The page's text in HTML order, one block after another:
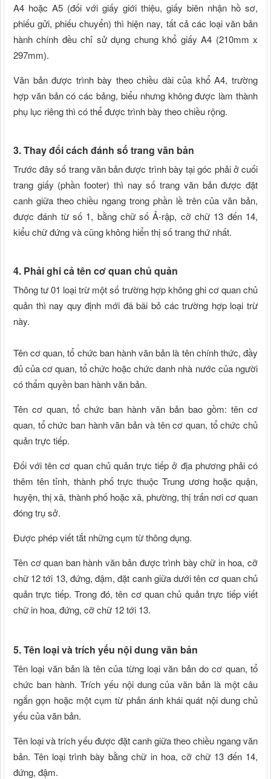
A4 hoặc A5 (đối với giấy giới thiệu, giấy biên nhận hồ sơ,
phiếu gửi, phiếu chuyển) thì hiện nay, tất cả các loại văn bản
hành chính đều chỉ sử dụng chung khổ giấy A4 (210mm x
297mm).
Văn bản được trình bày theo chiều dài của khổ A4, trường
hợp văn bản có các bảng, biểu nhưng không được làm thành
phụ lục riêng thì có thể được trình bày theo chiều rộng.
3. Thay đổi cách đánh số trang văn bản
Trước đây số trang văn bản được trình bày tại góc phải ở cuối
trang giấy (phần footer) thì nay số trang văn bản được đặt
canh giữa theo chiều ngang trong phần lề trên của văn bản,
được đánh từ số 1, bằng chữ số Ả-rập, cỡ chữ 13 đến 14,
kiểu chữ đứng và cũng không hiển thị số trang thứ nhất.
4. Phải ghi cả tên cơ quan chủ quản
Thông tư 01 loại trừ một số trường hợp không ghi cơ quan chủ
quản thì nay quy định mới đã bãi bỏ các trường hợp loại trừ
này.
Tên cơ quan, tổ chức ban hành văn bản là tên chính thức, đầy
đủ của cơ quan, tổ chức hoặc chức danh nhà nước của người
có thẩm quyền ban hành văn bản.
Tên cơ quan, tổ chức ban hành văn bản bao gồm: tên cơ
quan, tổ chức ban hành văn bản và tên cơ quan, tổ chức chủ
quản trực tiếp.
Đối với tên cơ quan chủ quản trực tiếp ở địa phương phải có
thêm tên tỉnh, thành phố trực thuộc Trung ương hoặc quận,
huyện, thị xã, thành phố hoặc xã, phường, thị trấn nơi cơ quan
đóng trụ sở.
Được phép viết tắt những cụm từ thông dụng.
Tên cơ quan ban hành văn bản được trình bày chữ in hoa, cỡ
chữ 12 tới 13, đứng, đậm, đặt canh giữa dưới tên cơ quan chủ
quản trực tiếp. Trong đó, tên cơ quan chủ quản trực tiếp viết
chữ in hoa, đứng, cỡ chữ 12 tới 13.
5. Tên loại và trích yếu nội dung văn bản
Tên loại văn bản là tên của từng loại văn bản do cơ quan, tổ
chức ban hành. Trích yếu nội dung của văn bản là một câu
ngắn gọn hoặc một cụm từ phản ánh khái quát nội dung chủ
yếu của văn bản.
Tên loại và trích yếu được đặt canh giữa theo chiều ngang văn
bản. Tên loại trình bày bằng chữ in hoa, cỡ chữ 13 đến 14,
đứng, đậm.